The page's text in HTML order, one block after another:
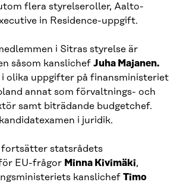
flera styrelseroller, Aalto-
in Residence-uppgift.
i Sitras styrelse är
såsom kanslichef Juha Majanen.
i olika uppgifter på finansministeriet
annat som förvaltnings- och
samt biträdande budgetchef.
i juridik.
fortsätter statsrådets
EU-frågor Minna Kivimäki,
kanslichef Timo